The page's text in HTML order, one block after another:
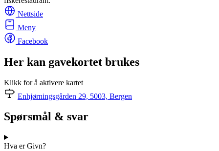
Nettside
Meny
Facebook
Her kan gavekortet brukes
Klikk for å aktivere kartet
Enhjørningsgården 29, 5003, Bergen
Spørsmål & svar
Hva er Givn?